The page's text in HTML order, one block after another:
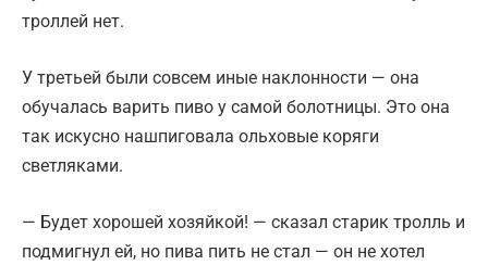
троллей нет.
У третьей были совсем иные наклонности — она
обучалась варить пиво у самой болотницы. Это она
так искусно нашпиговала ольховые коряги
светляками.
— Будет хорошей хозяйкой! — сказал старик тролль и
подмигнул ей, но пива пить не стал — он не хотел